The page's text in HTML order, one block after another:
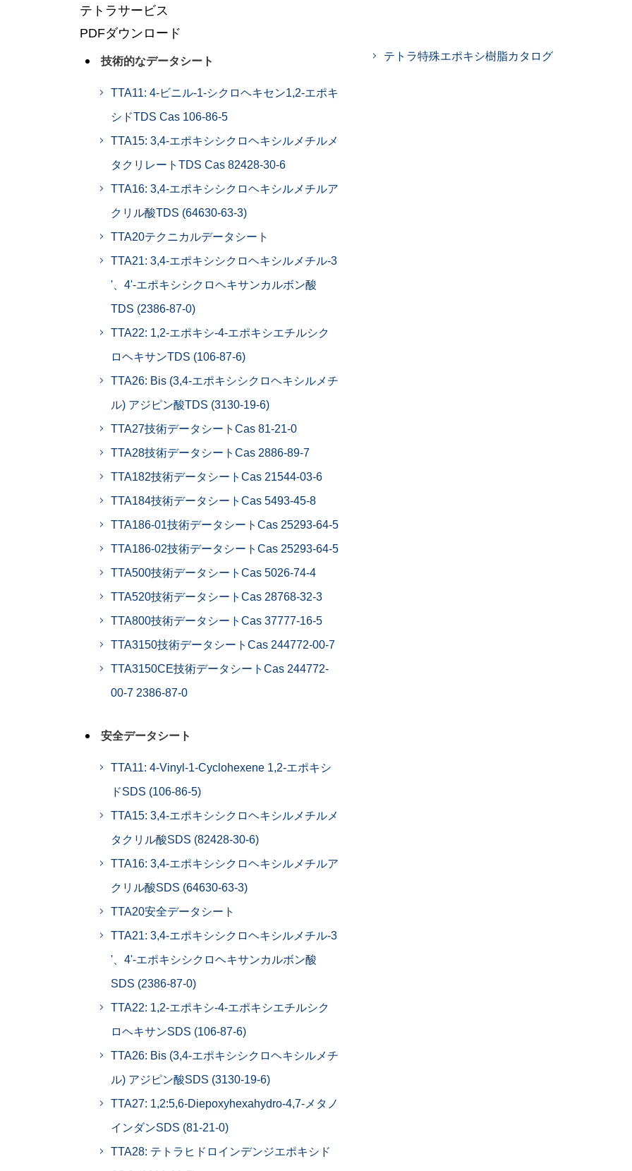
テトラサービス
PDFダウンロード
技術的なデータシート
TTA11: 4-ビニル-1-シクロヘキセン1,2-エポキ
シドTDS Cas 106-86-5
TTA15: 3,4-エポキシシクロヘキシルメチルメ
タクリレートTDS Cas 82428-30-6
TTA16: 3,4-エポキシシクロヘキシルメチルア
クリル酸TDS (64630-63-3)
TTA20テクニカルデータシート
TTA21: 3,4-エポキシシクロヘキシルメチル-3
'、4'-エポキシシクロヘキサンカルボン酸
TDS (2386-87-0)
TTA22: 1,2-エポキシ-4-エポキシエチルシク
ロヘキサンTDS (106-87-6)
TTA26: Bis (3,4-エポキシシクロヘキシルメチ
ル) アジピン酸TDS (3130-19-6)
TTA27技術データシートCas 81-21-0
TTA28技術データシートCas 2886-89-7
TTA182技術データシートCas 21544-03-6
TTA184技術データシートCas 5493-45-8
TTA186-01技術データシートCas 25293-64-5
TTA186-02技術データシートCas 25293-64-5
TTA500技術データシートCas 5026-74-4
TTA520技術データシートCas 28768-32-3
TTA800技術データシートCas 37777-16-5
TTA3150技術データシートCas 244772-00-7
TTA3150CE技術データシートCas 244772-
00-7 2386-87-0
安全データシート
TTA11: 4-Vinyl-1-Cyclohexene 1,2-エポキシ
ドSDS (106-86-5)
TTA15: 3,4-エポキシシクロヘキシルメチルメ
タクリル酸SDS (82428-30-6)
TTA16: 3,4-エポキシシクロヘキシルメチルア
クリル酸SDS (64630-63-3)
TTA20安全データシート
TTA21: 3,4-エポキシシクロヘキシルメチル-3
'、4'-エポキシシクロヘキサンカルボン酸
SDS (2386-87-0)
TTA22: 1,2-エポキシ-4-エポキシエチルシク
ロヘキサンSDS (106-87-6)
TTA26: Bis (3,4-エポキシシクロヘキシルメチ
ル) アジピン酸SDS (3130-19-6)
TTA27: 1,2:5,6-Diepoxyhexahydro-4,7-メタノ
インダンSDS (81-21-0)
TTA28: テトラヒドロインデンジエポキシド
テトラ特殊エポキシ樹脂カタログ